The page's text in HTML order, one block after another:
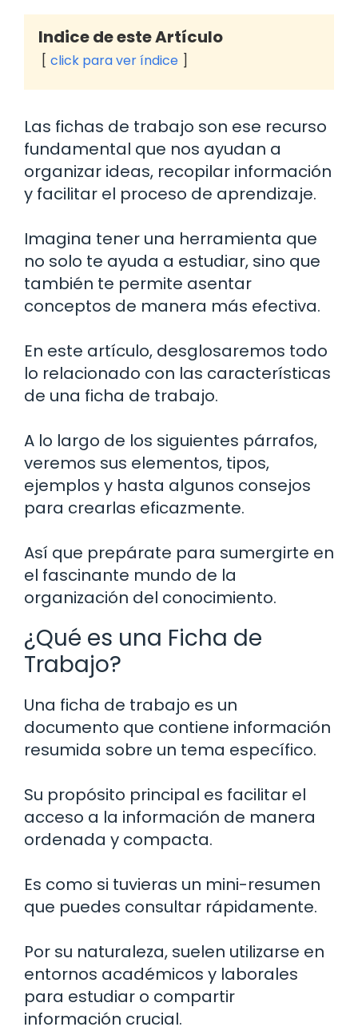
Indice de este Artículo
click para ver índice
Las fichas de trabajo son ese recurso
fundamental que nos ayudan a
organizar ideas, recopilar información
y facilitar el proceso de aprendizaje.
Imagina tener una herramienta que
no solo te ayuda a estudiar, sino que
también te permite asentar
conceptos de manera más efectiva.
En este artículo, desglosaremos todo
lo relacionado con las características
de una ficha de trabajo.
A lo largo de los siguientes párrafos,
veremos sus elementos, tipos,
ejemplos y hasta algunos consejos
para crearlas eficazmente.
Así que prepárate para sumergirte en
el fascinante mundo de la
organización del conocimiento.
¿Qué es una Ficha de
Trabajo?
Una ficha de trabajo es un
documento que contiene información
resumida sobre un tema específico.
Su propósito principal es facilitar el
acceso a la información de manera
ordenada y compacta.
Es como si tuvieras un mini-resumen
que puedes consultar rápidamente.
Por su naturaleza, suelen utilizarse en
entornos académicos y laborales
para estudiar o compartir
información crucial.